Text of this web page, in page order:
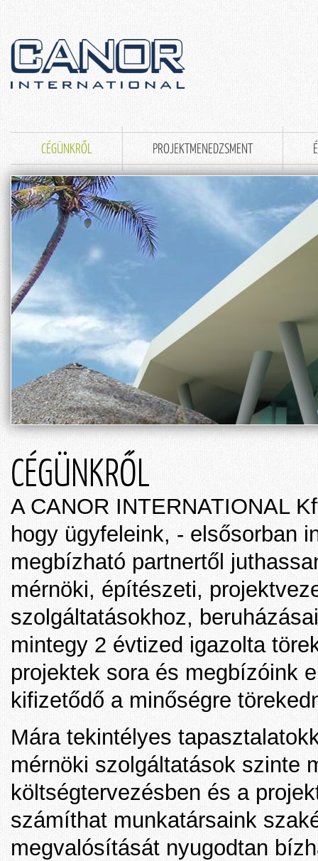
CÉGÜNKRŐL PROJEKTMENEDZSMENT
CÉGÜNKRŐL
A CANOR INTERNATIONAL
hogy ügyfeleink, - elsősorban
megbízható partnertől
mérnöki, építészeti,
szolgáltatásokhoz,
mintegy 2 évtized igazolta
projektek sora és megbízóink
kifizetődő a minőségre
Mára tekintélyes
mérnöki szolgáltatások szinte
költségtervezésben és a
számíthat munkatársaink
megvalósítását nyugodtan